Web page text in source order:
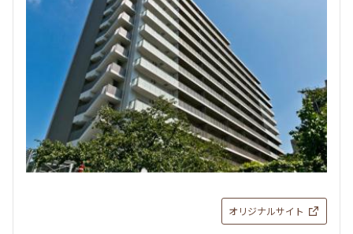
新着 賃料改定
14階１４１６
129,000円15,000円
1.0ヶ月 1.0ヶ月
1K23.41㎡
三井の賃貸
追加
オリジナルサイト